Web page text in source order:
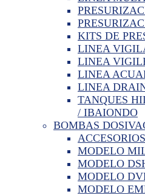
KITS DE
LINEA
LINEA
LINEA
LINEA
TANQUES
/ IBAIONDO
BOMBAS
ACCESORIOS
MODELO
MODELO
MODELO
MODELO